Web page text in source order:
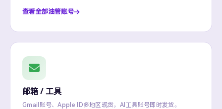
查看全部油管账号
邮箱 / 工具
Gmail账号、Apple ID多地区现货，AI工具账号即时发货。